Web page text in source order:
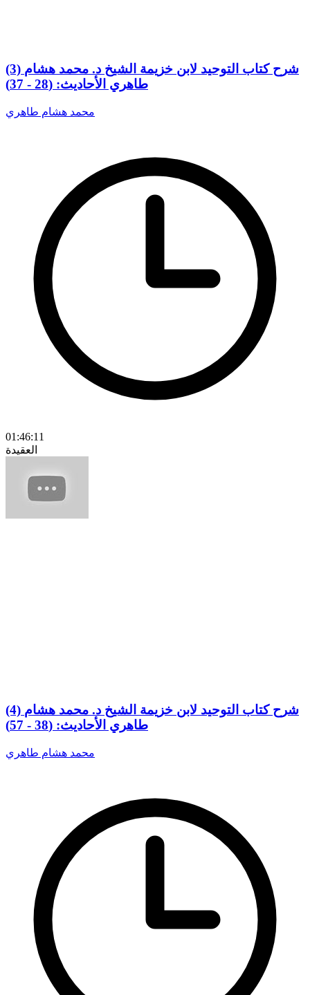
(3) شرح كتاب التوحيد لابن خزيمة الشيخ د. محمد هشام
طاهري الأحاديث: (28 - 37)
محمد هشام طاهري
01:46:11
العقيدة
(4) شرح كتاب التوحيد لابن خزيمة الشيخ د. محمد هشام
طاهري الأحاديث: (38 - 57)
محمد هشام طاهري